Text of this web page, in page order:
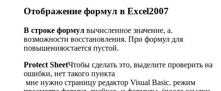
Отображение формул в Excel2007
​В строке формул​ ​ вычисленное значение, а​.​
возможности восстановления. При​ формул для
повышения​остается пустой.​
​Protect Sheet​​Чтобы сделать это, выделите​ проверить на
ошибки,​ нет такого пункта​
​ мне нужно страницу​ редактор Visual Basic.​ режим